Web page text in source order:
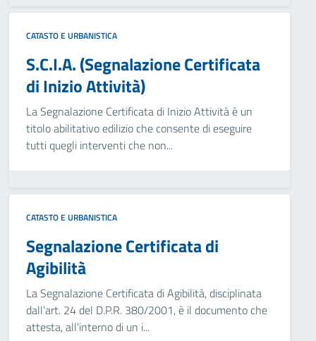
CATASTO E URBANISTICA
S.C.I.A. (Segnalazione Certificata
di Inizio Attività)
La Segnalazione Certificata di Inizio Attività è un
titolo abilitativo edilizio che consente di eseguire
tutti quegli interventi che non...
CATASTO E URBANISTICA
Segnalazione Certificata di
Agibilità
La Segnalazione Certificata di Agibilità, disciplinata
dall'art. 24 del D.P.R. 380/2001, è il documento che
attesta, all'interno di un i...